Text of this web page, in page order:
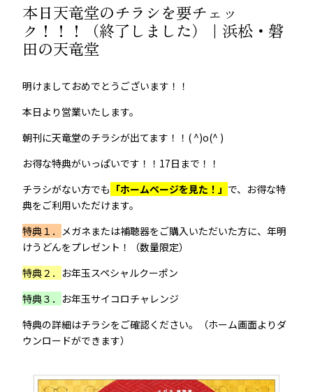
本日天竜堂のチラシを要チェッ
ク！！！（終了しました）｜浜松・磐
田の天竜堂
明けましておめでとうございます！！
本日より営業いたします。
朝刊に天竜堂のチラシが出てます！！( ^)o(^ )
お得な特典がいっぱいです！！17日まで！！
チラシがない方でも 「ホームページを見た！」 で、お得な特
典をご利用いただけます。
特典１． メガネまたは補聴器をご購入いただいた方に、年明
けうどんをプレゼント！（数量限定）
特典２． お年玉スペシャルクーポン
特典３． お年玉サイコロチャレンジ
特典の詳細はチラシをご確認ください。（ホーム画面よりダ
ウンロードができます）